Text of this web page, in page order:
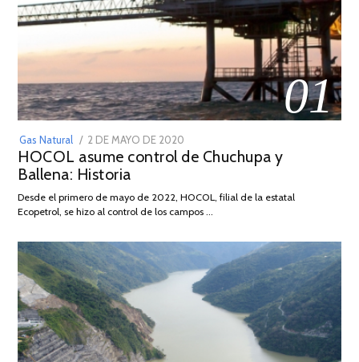
01
Gas Natural
POSTED
ON
2 DE MAYO DE 2020
DE
2026
HOCOL asume control de Chuchupa y
Ballena: Historia
Desde el primero de mayo de 2022, HOCOL, filial de la estatal
Ecopetrol, se hizo al control de los campos …